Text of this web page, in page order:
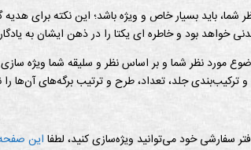
شما، باید بسیار خاص و ویژه باشد؛ این نکته برای
خواهد بود و خاطره ای یکتا را در ذهن ایشان به
مورد نظر شما و بر اساس نظر و سلیقه شما ویژه
و ترکیب‌بندی جلد، تعداد، طرح و ترتیب برگه‌های آن‌ها را
سفارشی خود می‌توانید ویژه‌سازی کنید، لطفا این